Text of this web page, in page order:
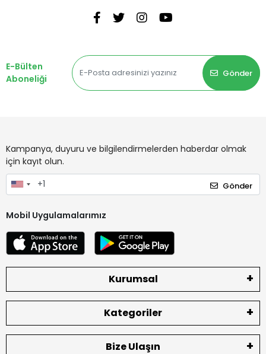
E-Bülten
Aboneliği
Gönder
Kampanya, duyuru ve bilgilendirmelerden haberdar olmak
için kayıt olun.
Gönder
Mobil Uygulamalarımız
Kurumsal
Kategoriler
Bize Ulaşın